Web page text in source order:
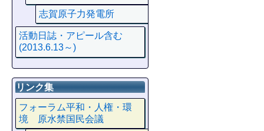
志賀原子力発電所
活動日誌・アピール含む
(2013.6.13～)
リンク集
フォーラム平和・人権・環
境 原水禁国民会議